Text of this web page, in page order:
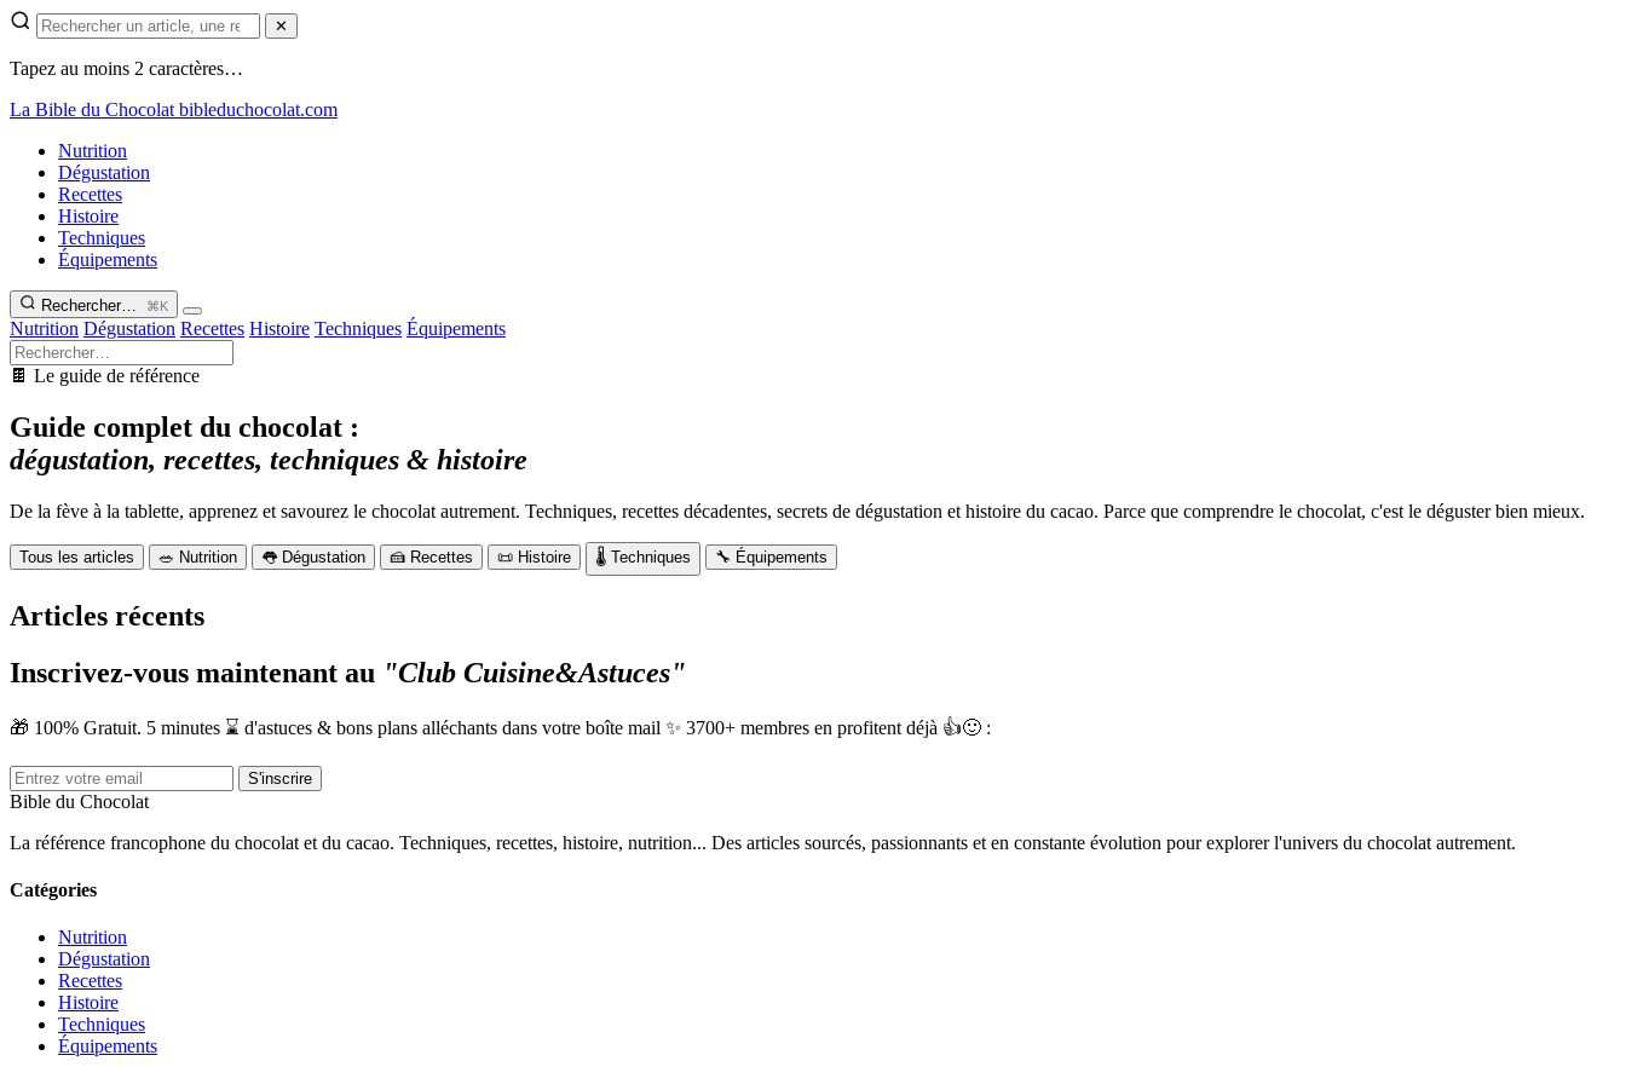
✕
Tapez au moins 2 caractères…
La Bible du Chocolat bibleduchocolat.com
Nutrition
Dégustation
Recettes
Histoire
Techniques
Équipements
Rechercher… ⌘K
Nutrition Dégustation Recettes Histoire Techniques Équipements
🍫 Le guide de référence
Guide complet du chocolat :
dégustation, recettes, techniques & histoire
De la fève à la tablette, apprenez et savourez le chocolat autrement. Techniques, recettes décadentes, secrets de dégustation et histoire du cacao. Parce que comprendre le chocolat, c'est le déguster bien mieux.
Tous les articles 🥗 Nutrition 👅 Dégustation 🍰 Recettes 📜 Histoire 🌡️ Techniques 🔧 Équipements
Articles récents
Inscrivez-vous maintenant au "Club Cuisine&Astuces"
🎁 100% Gratuit. 5 minutes ⌛ d'astuces & bons plans alléchants dans votre boîte mail ✨ 3700+ membres en profitent déjà 👍🙂 :
S'inscrire
Bible du Chocolat
La référence francophone du chocolat et du cacao. Techniques, recettes, histoire, nutrition... Des articles sourcés, passionnants et en constante évolution pour explorer l'univers du chocolat autrement.
Catégories
Nutrition
Dégustation
Recettes
Histoire
Techniques
Équipements